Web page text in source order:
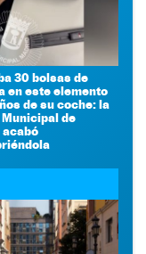
30 bolsas de
en este elemento
de su coche: la
de